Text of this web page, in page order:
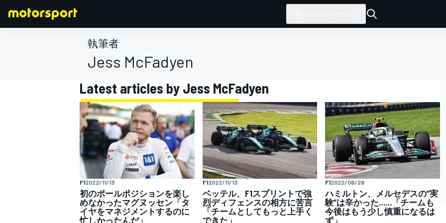
F1 MOTOGP
執筆者
Jess McFadyen
Latest articles by Jess McFadyen
F12022/11/13
初のポールポジションを楽し
めなかったマグヌッセン「タ
イヤをマネジメントするのに
忙しかったんだ」
F12022/11/13
ベッテル、F1スプリントで強
烈ディフェンスの相方に苦言
「チームとしてもっと上手く
できた」
F12022/06/28
ハミルトン、メルセデスの”実
験”は辛かった……「チームも
今後はもう少し慎重になるは
ず」